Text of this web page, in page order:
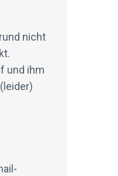
nicht
und ihm